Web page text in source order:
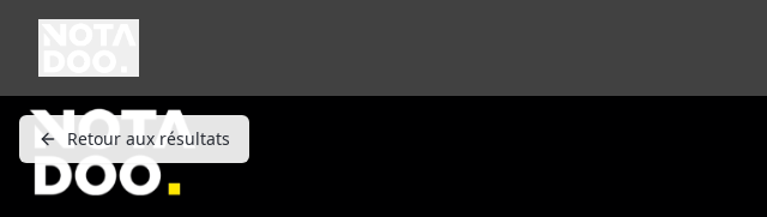
Retour aux résultats